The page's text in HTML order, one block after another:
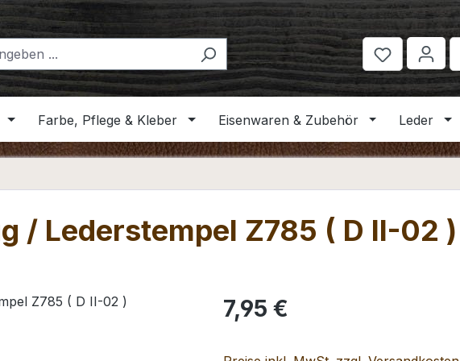
Farbe, Pflege & Kleber Eisenwaren & Zubehör Leder
/ Lederstempel Z785 ( D II-02 )
Regulärer Preis:
7,95 €